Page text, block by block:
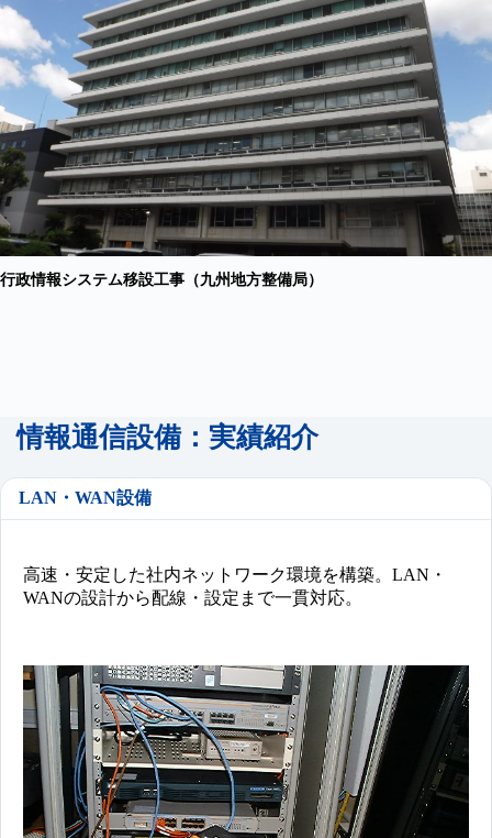
行政情報システム移設工事（九州地方整備局）
情報通信設備：実績紹介
LAN・WAN設備
高速・安定した社内ネットワーク環境を構築。LAN・
WANの設計から配線・設定まで一貫対応。